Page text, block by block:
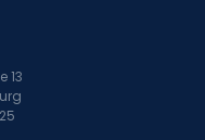
13